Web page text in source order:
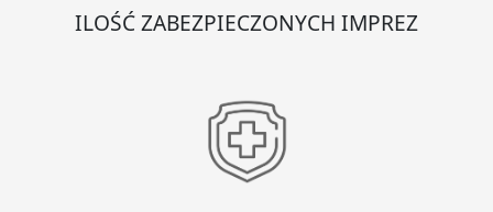
ILOŚĆ ZABEZPIECZONYCH IMPREZ